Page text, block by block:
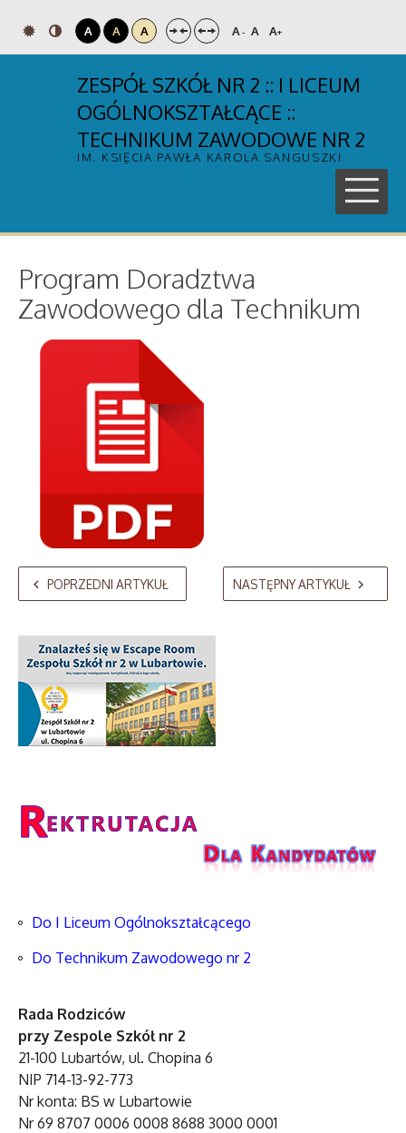
A A A A- A A+
ZESPÓŁ SZKÓŁ NR 2 :: I LICEUM
OGÓLNOKSZTAŁCĄCE ::
TECHNIKUM ZAWODOWE NR 2
IM. KSIĘCIA PAWŁA KAROLA SANGUSZKI
Program Doradztwa
Zawodowego dla Technikum
POPRZEDNI ARTYKUŁ NASTĘPNY ARTYKUŁ
Do I Liceum Ogólnokształcącego
Do Technikum Zawodowego nr 2
Rada Rodziców
przy Zespole Szkół nr 2
21-100 Lubartów, ul. Chopina 6
NIP 714-13-92-773
Nr konta: BS w Lubartowie
Nr 69 8707 0006 0008 8688 3000 0001